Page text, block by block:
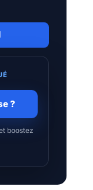
?
boostez